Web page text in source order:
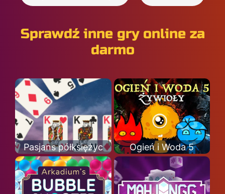
Sprawdź inne gry online za
darmo
Pasjans półksiężyc Ogień i Woda 5